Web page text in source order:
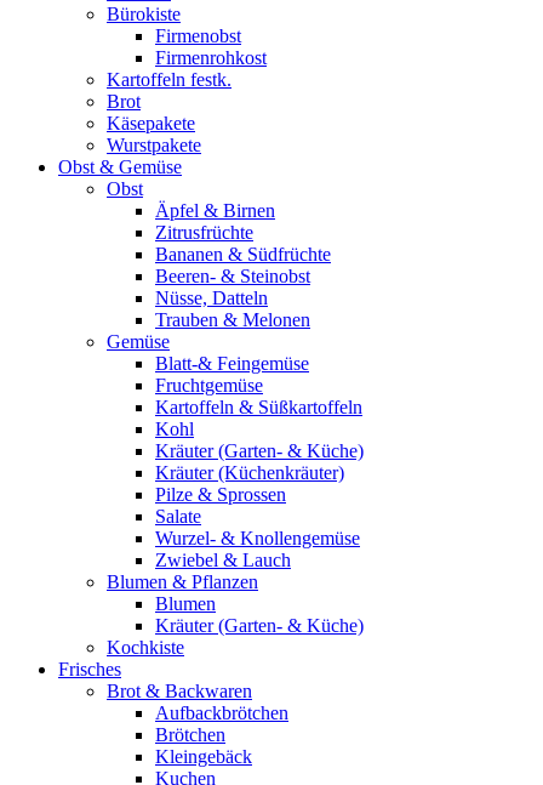
Bürokiste
Firmenobst
Firmenrohkost
Kartoffeln festk.
Brot
Käsepakete
Wurstpakete
Obst & Gemüse
Obst
Äpfel & Birnen
Zitrusfrüchte
Bananen & Südfrüchte
Beeren- & Steinobst
Nüsse, Datteln
Trauben & Melonen
Gemüse
Blatt-& Feingemüse
Fruchtgemüse
Kartoffeln & Süßkartoffeln
Kohl
Kräuter (Garten- & Küche)
Kräuter (Küchenkräuter)
Pilze & Sprossen
Salate
Wurzel- & Knollengemüse
Zwiebel & Lauch
Blumen & Pflanzen
Blumen
Kräuter (Garten- & Küche)
Kochkiste
Frisches
Brot & Backwaren
Aufbackbrötchen
Brötchen
Kleingebäck
Kuchen